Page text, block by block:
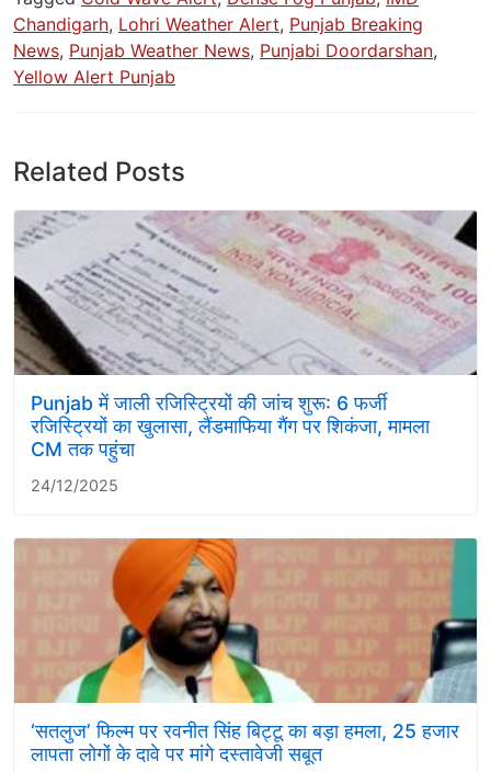
Chandigarh, Lohri Weather Alert, Punjab Breaking
News, Punjab Weather News, Punjabi Doordarshan,
Yellow Alert Punjab
Related Posts
Punjab में जाली रजिस्ट्रियों की जांच शुरू: 6 फर्जी
रजिस्ट्रियों का खुलासा, लैंडमाफिया गैंग पर शिकंजा, मामला
CM तक पहुंचा
24/12/2025
‘सतलुज’ फिल्म पर रवनीत सिंह बिट्टू का बड़ा हमला, 25 हजार
लापता लोगों के दावे पर मांगे दस्तावेजी सबूत